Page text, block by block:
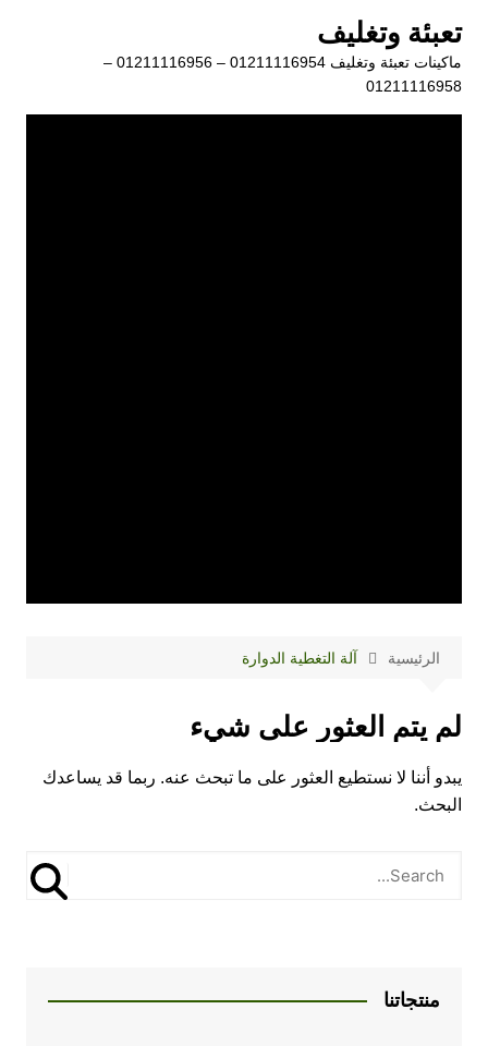
المحتوى
تعبئة وتغليف
ماكينات تعبئة وتغليف 01211116954 – 01211116956 –
01211116958
الرئيسية آلة التغطية الدوارة
لم يتم العثور على شيء
يبدو أننا لا نستطيع العثور على ما تبحث عنه. ربما قد يساعدك
البحث.
منتجاتنا